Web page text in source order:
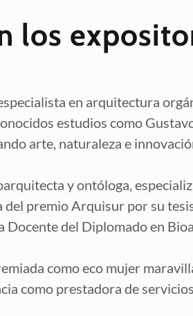
los
en arquitectura
estudios como
arte, naturaleza e
y ontóloga,
premio Arquisur por su
del Diplomado en
como eco mujer
como prestadora de